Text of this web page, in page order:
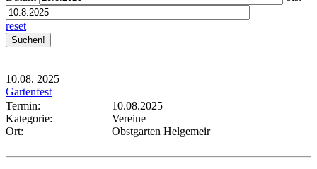
reset
10.08. 2025
Gartenfest
Termin:
10.08.2025
Kategorie:
Vereine
Ort:
Obstgarten Helgemeir